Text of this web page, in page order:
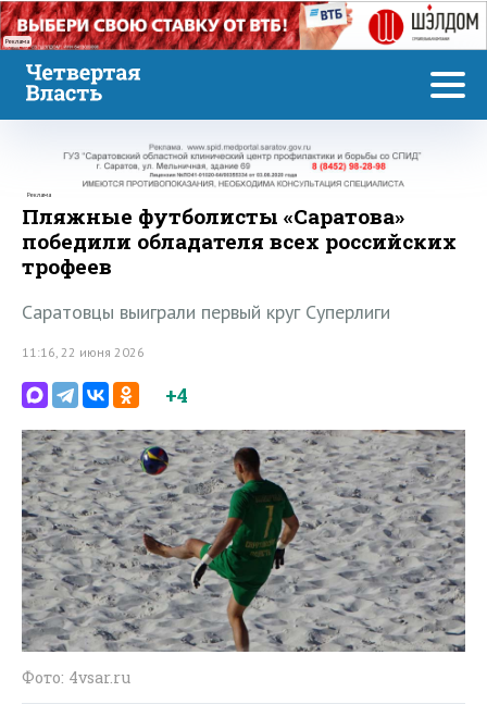
Реклама
Реклама
Пляжные футболисты «Саратова»
победили обладателя всех российских
трофеев
Саратовцы выиграли первый круг Суперлиги
11:16, 22 июня 2026
+4
Фото: 4vsar.ru